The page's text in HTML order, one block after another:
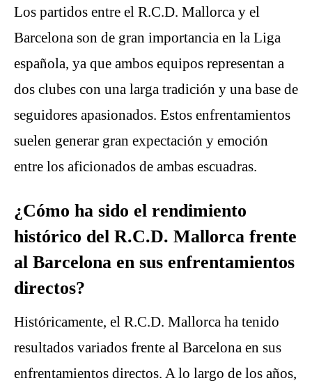
Los partidos entre el R.C.D. Mallorca y el
Barcelona son de gran importancia en la Liga
española, ya que ambos equipos representan a
dos clubes con una larga tradición y una base de
seguidores apasionados. Estos enfrentamientos
suelen generar gran expectación y emoción
entre los aficionados de ambas escuadras.
¿Cómo ha sido el rendimiento
histórico del R.C.D. Mallorca frente
al Barcelona en sus enfrentamientos
directos?
Históricamente, el R.C.D. Mallorca ha tenido
resultados variados frente al Barcelona en sus
enfrentamientos directos. A lo largo de los años,